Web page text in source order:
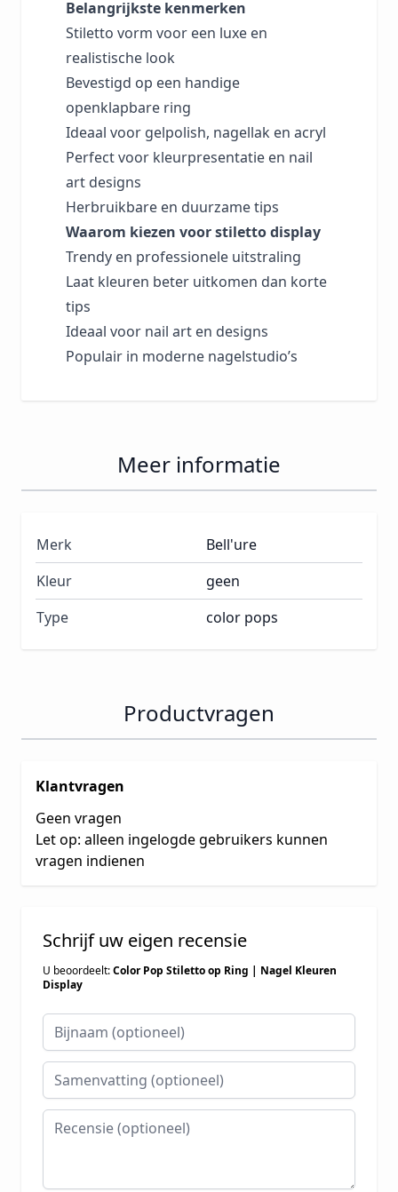
Belangrijkste kenmerken
Stiletto vorm voor een luxe en
realistische look
Bevestigd op een handige
openklapbare ring
Ideaal voor gelpolish, nagellak en acryl
Perfect voor kleurpresentatie en nail
art designs
Herbruikbare en duurzame tips
Waarom kiezen voor stiletto display
Trendy en professionele uitstraling
Laat kleuren beter uitkomen dan korte
tips
Ideaal voor nail art en designs
Populair in moderne nagelstudio’s
Meer informatie
Merk
Bell'ure
Kleur
geen
Type
color pops
Productvragen
Klantvragen
Geen vragen
Let op: alleen ingelogde gebruikers kunnen
vragen indienen
Schrijf uw eigen recensie
U beoordeelt:Color Pop Stiletto op Ring | Nagel Kleuren
Display
Bijnaam
Samenvatting
Recensie